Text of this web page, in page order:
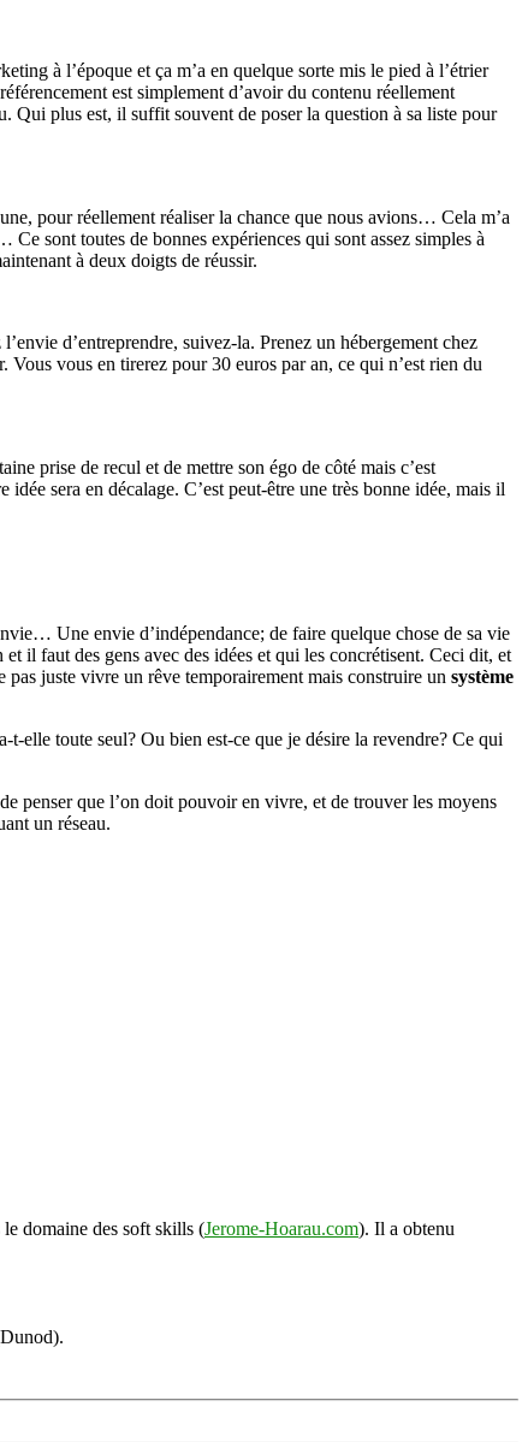
à l’époque et ça m’a en quelque sorte mis le pied à l’étrier
est simplement d’avoir du contenu réellement
Qui plus est, il suffit souvent de poser la question à sa liste pour
pour réellement réaliser la chance que nous avions… Cela m’a
sont toutes de bonnes expériences qui sont assez simples à
à deux doigts de réussir.
d’entreprendre, suivez-la. Prenez un hébergement chez
vous en tirerez pour 30 euros par an, ce qui n’est rien du
prise de recul et de mettre son égo de côté mais c’est
sera en décalage. C’est peut-être une très bonne idée, mais il
Une envie d’indépendance; de faire quelque chose de sa vie
il faut des gens avec des idées et qui les concrétisent. Ceci dit, et
pas juste vivre un rêve temporairement mais construire un système
elle toute seul? Ou bien est-ce que je désire la revendre? Ce qui
penser que l’on doit pouvoir en vivre, et de trouver les moyens
un réseau.
domaine des soft skills (Jerome-Hoarau.com). Il a obtenu